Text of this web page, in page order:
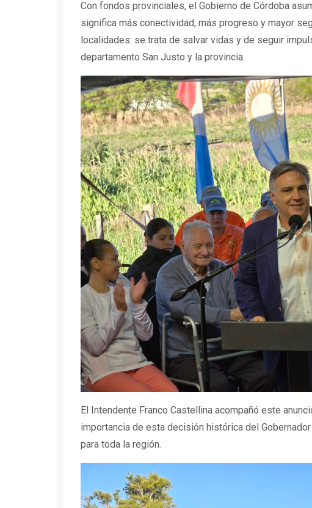
Con fondos provinciales, el Gobierno de Córdoba
significa más conectividad, más progreso y mayor
localidades: se trata de salvar vidas y de seguir
departamento San Justo y la provincia.
El Intendente Franco Castellina acompañó este
importancia de esta decisión histórica del
para toda la región.